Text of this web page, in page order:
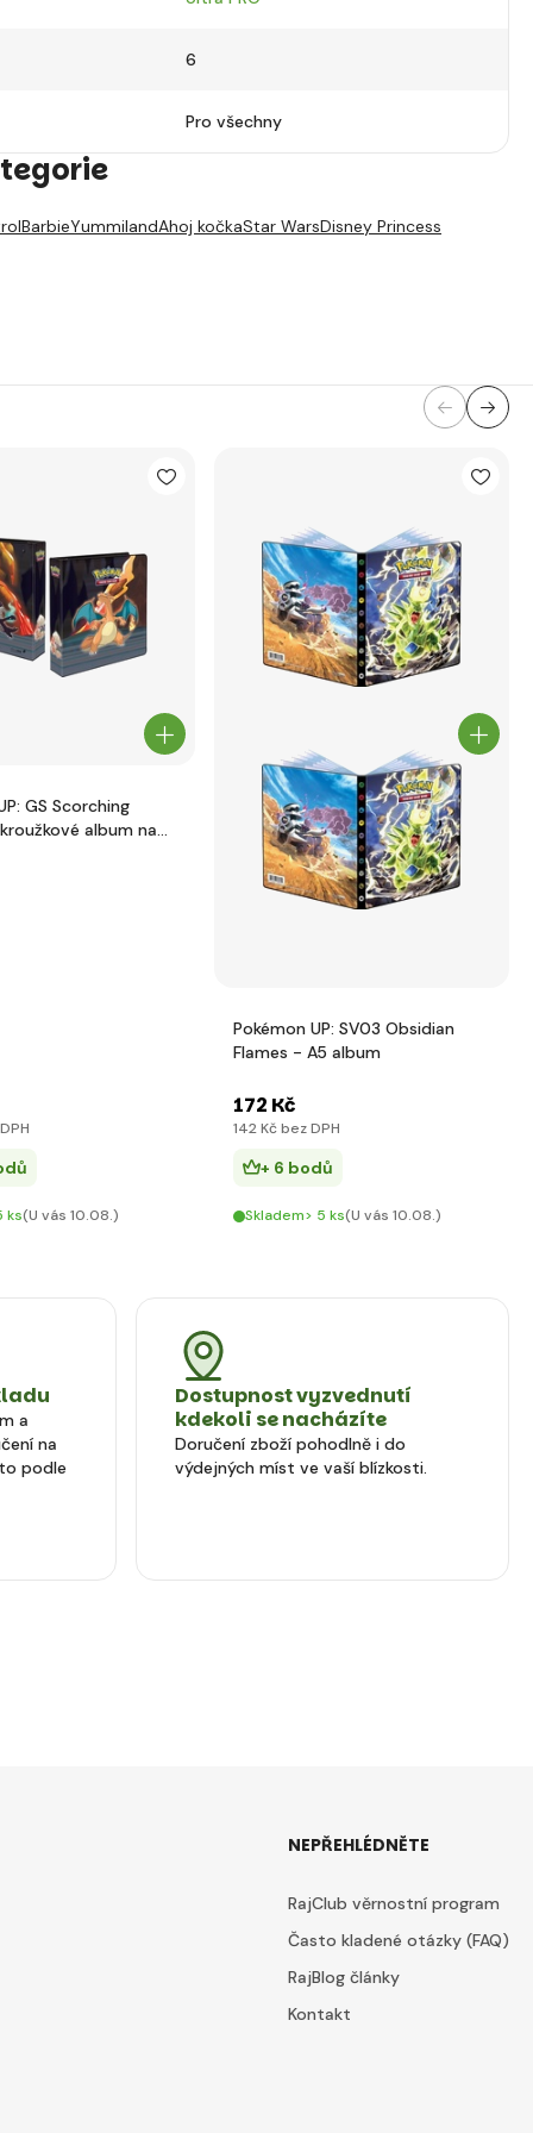
6
Pro všechny
BarbieYummilandAhoj kočkaStar WarsDisney Princess
GS Scorching
album na
ks(U vás 10.08.)
Pokémon UP: SV03 Obsidian
Flames - A5 album
172 Kč
142 Kč bez DPH
+ 6 bodů
Skladem> 5 ks(U vás 10.08.)
a
na
podle
Dostupnost vyzvednutí
kdekoli se nacházíte
Doručení zboží pohodlně i do
výdejných míst ve vaší blízkosti.
NEPŘEHLÉDNĚTE
RajClub věrnostní program
Často kladené otázky (FAQ)
RajBlog články
Kontakt